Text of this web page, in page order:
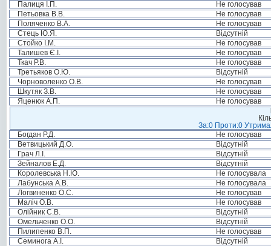
Палиця І.П.
Не голосував
Петьовка В.В.
Не голосував
Поляченко В.А.
Не голосував
Стець Ю.Я.
Відсутній
Стойко І.М.
Не голосував
Талишев Є.І.
Не голосував
Ткач Р.В.
Не голосував
Третьяков О.Ю.
Відсутній
Чорноволенко О.В.
Не голосував
Шкутяк З.В.
Не голосував
Яценюк А.П.
Не голосував
За:0 Проти:0
Богдан Р.Д.
Не голосував
Ветвицький Д.О.
Відсутній
Грач Л.І.
Відсутній
Зейналов Е.Д.
Відсутній
Королевська Н.Ю.
Не голосувала
Лабунська А.В.
Не голосувала
Логвиненко О.С.
Не голосував
Маліч О.В.
Не голосував
Олійник С.В.
Відсутній
Омельченко О.О.
Відсутній
Пилипенко В.П.
Не голосував
Семинога А.І.
Відсутній